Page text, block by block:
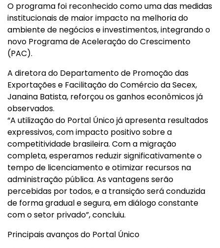
O programa foi reconhecido como uma das medidas
institucionais de maior impacto na melhoria do
ambiente de negócios e investimentos, integrando o
novo Programa de Aceleração do Crescimento
(PAC).
A diretora do Departamento de Promoção das
Exportações e Facilitação do Comércio da Secex,
Janaina Batista, reforçou os ganhos econômicos já
observados.
“A utilização do Portal Único já apresenta resultados
expressivos, com impacto positivo sobre a
competitividade brasileira. Com a migração
completa, esperamos reduzir significativamente o
tempo de licenciamento e otimizar recursos na
administração pública. As vantagens serão
percebidas por todos, e a transição será conduzida
de forma gradual e segura, em diálogo constante
com o setor privado”, concluiu.
Principais avanços do Portal Único